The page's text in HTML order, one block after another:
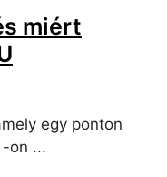
miért
egy ponton
on ...